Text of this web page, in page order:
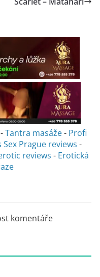
-Tantra masáže- Profi
Sex Prague reviews -
reviews - Erotická
komentáře